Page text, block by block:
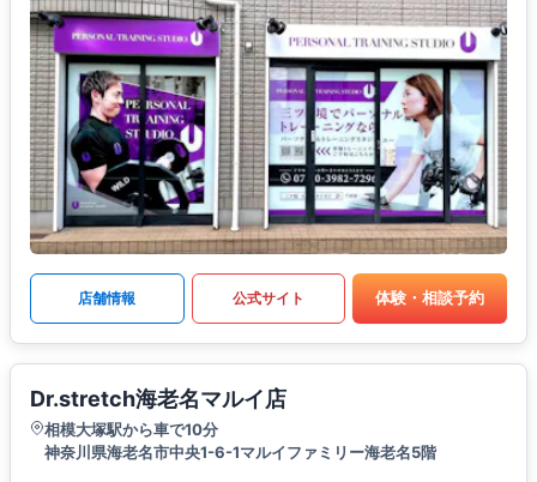
店舗情報 公式サイト 体験・相談予約
Dr.stretch海老名マルイ店
相模大塚駅から車で10分
神奈川県海老名市中央1-6-1マルイファミリー海老名5階